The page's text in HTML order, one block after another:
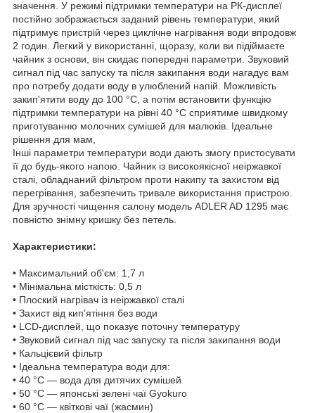
значення. У режимі підтримки температури на РК-дисплеї
постійно зображається заданий рівень температури, який
підтримує пристрій через циклічне нагрівання води впродовж
2 годин. Легкий у використанні, щоразу, коли ви підіймаєте
чайник з основи, він скидає попередні параметри. Звуковий
сигнал під час запуску та після закипання води нагадує вам
про потребу додати воду в улюблений напій. Можливість
закип'ятити воду до 100 °C, а потім встановити функцію
підтримки температури на рівні 40 °C сприятиме швидкому
приготуванню молочних сумішей для малюків. Ідеальне
рішення для мам,
Інші параметри температури води дають змогу пристосувати
її до будь-якого напою. Чайник із високоякісної неіржавкої
сталі, обладнаний фільтром проти накипу та захистом від
перегрівання, забезпечить тривале використання пристрою.
Для зручності чищення салону модель ADLER AD 1295 має
повністю знімну кришку без петель.
Характеристики:
• Максимальний об'єм: 1,7 л
• Мінімальна місткість: 0,5 л
• Плоский нагрівач із неіржавкої сталі
• Захист від кип'ятіння без води
• LCD-дисплей, що показує поточну температуру
• Звуковий сигнал під час запуску та після закипання води
• Кальцієвий фільтр
• Ідеальна температура води для:
• 40 °C — вода для дитячих сумішей
• 50 °C — японські зелені чаї Gyokuro
• 60 °C — квіткові чаї (жасмин)